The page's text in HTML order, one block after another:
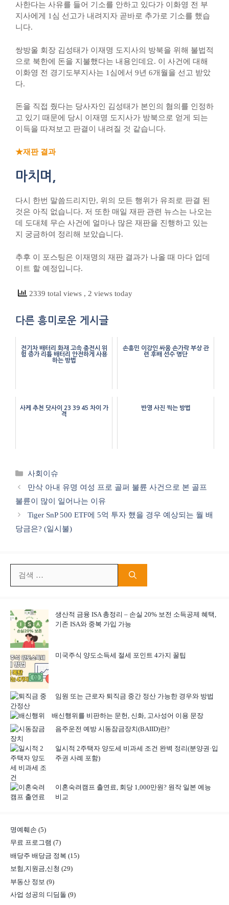
사한다는 사유를 들어 기소를 안하고 있다가 이화영 전 부
지사에게 1심 선고가 내려지자 곧바로 추가로 기소를 했습
니다.
쌍방울 회장 김성태가 이재명 도지사의 방북을 위해 불법적
으로 북한에 돈을 지불했다는 내용인데요. 이 사건에 대해
이화영 전 경기도부지사는 1심에서 9년 6개월을 선고 받았
다.
돈을 직접 줬다는 당사자인 김성태가 본인의 혐의를 인정하
고 있기 때문에 당시 이재명 도지사가 방북으로 얻게 되는
이득을 따져보고 판결이 내려질 것 같습니다.
★재판 결과
마치며,
다시 한번 말씀드리지만, 위의 모든 행위가 유죄로 판결 된
것은 아직 없습니다. 저 또한 매일 재판 관련 뉴스는 나오는
데 도대체 무슨 사건에 얼마나 많은 재판을 진행하고 있는
지 궁금하여 정리해 보았습니다.
추후 이 포스팅은 이재명의 재판 결과가 나올 때 마다 업데
이트 할 예정입니다.
2339 total views , 2 views today
다른 흥미로운 게시글
전기차 배터리 화재 고속 충전시 위
험 증가 리튬 배터리 안전하게 사용
하는 방법
손흥민 이강인 싸움 손가락 부상 관
련 후배 선수 명단
사케 추천 닷사이 23 39 45 차이 가
격
반영 사진 찍는 방법
카
테
리
사회이슈
만삭 아내 유명 여성 프로 골퍼 불륜 사건으로 본 골프
불륜이 많이 일어나는 이유
Tiger SnP 500 ETF에 5억 투자 했을 경우 예상되는 월 배
당금은? (일시불)
생산적 금융 ISA 총정리 – 손실 20% 보전 소득공제 혜택,
기존 ISA와 중복 가입 가능
미국주식 양도소득세 절세 포인트 4가지 꿀팁
임원 또는 근로자 퇴직금 중간 정산 가능한 경우와 방법
배신행위를 비판하는 문헌, 신화, 고사성어 이용 문장
음주운전 예방 시동잠금장치(BAIID)란?
일시적 2주택자 양도세 비과세 조건 완벽 정리(분양권·입
주권 사례 포함)
이혼숙려캠프 출연료, 회당 1,000만원? 원작 일본 예능
비교
명예훼손 (5)
무료 프로그램 (7)
배당주 배당금 정복 (15)
보험,지원금,신청 (29)
부동산 정보 (9)
사업 성공의 디딤돌 (9)